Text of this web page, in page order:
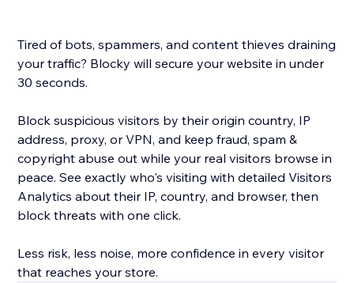
Tired of bots, spammers, and content thieves draining
your traffic? Blocky will secure your website in under
30 seconds.
Block suspicious visitors by their origin country, IP
address, proxy, or VPN, and keep fraud, spam &
copyright abuse out while your real visitors browse in
peace. See exactly who's visiting with detailed Visitors
Analytics about their IP, country, and browser, then
block threats with one click.
Less risk, less noise, more confidence in every visitor
that reaches your store.